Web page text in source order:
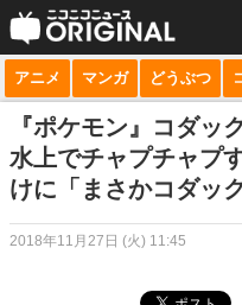
サービス一覧
niconico
動画
生放送
アニメ マンガ どうぶつ
『ポケモン』コダッ
水上でチャプチャプ
けに「まさかコダッ
2018年11月27日 (火) 11:45